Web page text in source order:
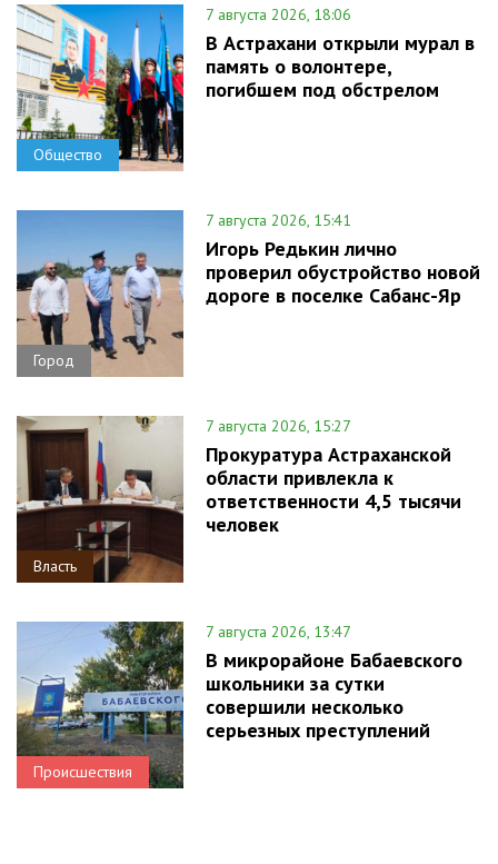
Общество
7 августа 2026, 18:06
В Астрахани открыли мурал в
память о волонтере,
погибшем под обстрелом
Город
7 августа 2026, 15:41
Игорь Редькин лично
проверил обустройство новой
дороге в поселке Сабанс-Яр
Власть
7 августа 2026, 15:27
Прокуратура Астраханской
области привлекла к
ответственности 4,5 тысячи
человек
Происшествия
7 августа 2026, 13:47
В микрорайоне Бабаевского
школьники за сутки
совершили несколько
серьезных преступлений